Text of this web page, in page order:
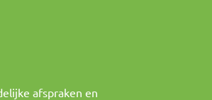
afspraken en